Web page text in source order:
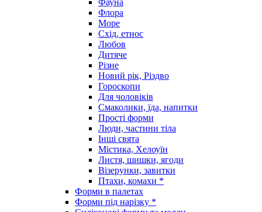
Флора
Море
Схід, етнос
Любов
Дитяче
Різне
Новий рік, Різдво
Гороскопи
Для чоловіків
Смаколики, їда, напитки
Прості форми
Люди, частини тіла
Інші свята
Містика, Хелоуїн
Листя, шишки, ягоди
Візерунки, завитки
Птахи, комахи *
Форми в палетах
Форми під нарізку *